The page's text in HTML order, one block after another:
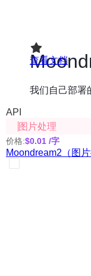
我们自己部署
API
图片处理
价格:$0.01 /字
Moondream2（图片